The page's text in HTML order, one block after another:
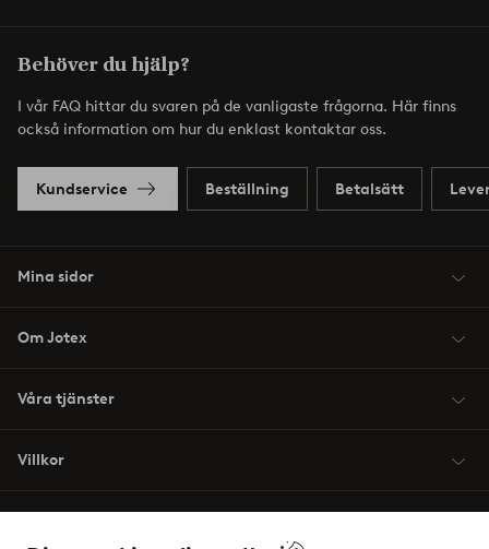
Behöver du hjälp?
I vår FAQ hittar du svaren på de vanligaste frågorna. Här finns
också information om hur du enklast kontaktar oss.
Kundservice Beställning Betalsätt
Mina sidor
Om Jotex
Våra tjänster
Villkor